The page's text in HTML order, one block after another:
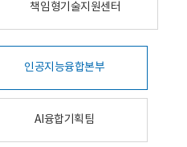
책임형기술지원센터
인공지능융합본부
AI융합기획팀